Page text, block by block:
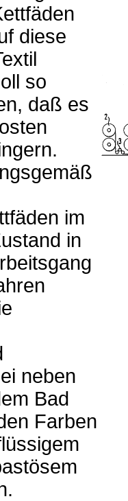
diese
so
daß es
im
in
neben
Bad
Farben